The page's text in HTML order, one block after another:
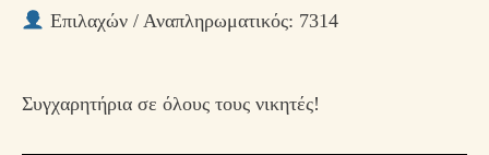
Επιλαχών / Αναπληρωματικός: 7314
Συγχαρητήρια σε όλους τους νικητές!